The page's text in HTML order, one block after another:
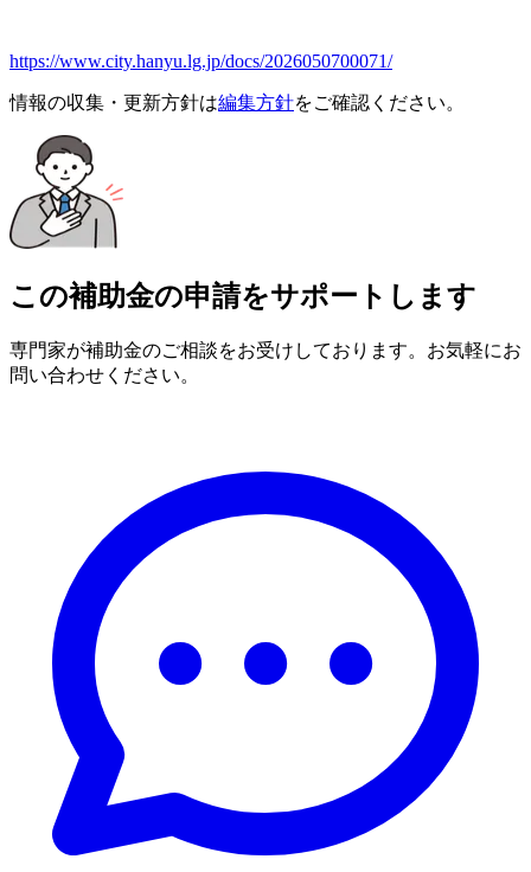
https://www.city.hanyu.lg.jp/docs/2026050700071/
情報の収集・更新方針は編集方針をご確認ください。
この補助金の申請をサポートします
専門家が補助金のご相談をお受けしております。お気軽にお
問い合わせください。